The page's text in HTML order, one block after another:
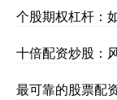
个股期权杠杆：
十倍配资炒股：
最可靠的股票配